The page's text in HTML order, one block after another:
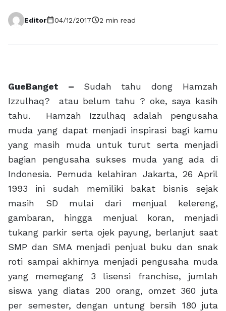
Editorcalendar_today04/12/2017schedule2 min read
GueBanget – Sudah tahu dong Hamzah
Izzulhaq? atau belum tahu ? oke, saya kasih
tahu. Hamzah Izzulhaq adalah pengusaha
muda yang dapat menjadi inspirasi bagi kamu
yang masih muda untuk turut serta menjadi
bagian pengusaha sukses muda yang ada di
Indonesia. Pemuda kelahiran Jakarta, 26 April
1993 ini sudah memiliki bakat bisnis sejak
masih SD mulai dari menjual kelereng,
gambaran, hingga menjual koran, menjadi
tukang parkir serta ojek payung, berlanjut saat
SMP dan SMA menjadi penjual buku dan snak
roti sampai akhirnya menjadi pengusaha muda
yang memegang 3 lisensi franchise, jumlah
siswa yang diatas 200 orang, omzet 360 juta
per semester, dengan untung bersih 180 juta